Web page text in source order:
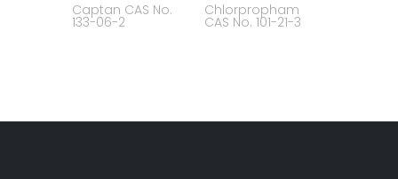
Captan CAS No.
133-06-2
Chlorpropham
CAS No. 101-21-3